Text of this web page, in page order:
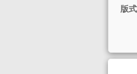
版式